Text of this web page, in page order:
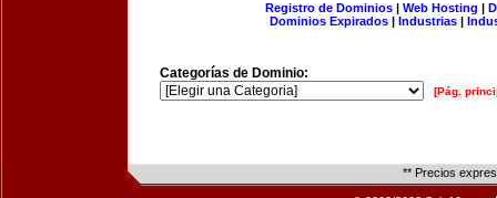
Registro de Dominios| Web Hosting |
Dominios Expirados | Industrias |
Categorías de Dominio:
[Pág.
** Precios